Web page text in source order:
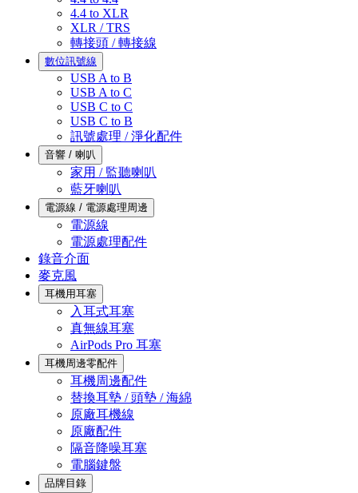
4.4 to XLR
XLR / TRS
轉接頭 / 轉接線
數位訊號線
USB A to B
USB A to C
USB C to C
USB C to B
訊號處理 / 淨化配件
音響 / 喇叭
家用 / 監聽喇叭
藍牙喇叭
電源線 / 電源處理周邊
電源線
電源處理配件
錄音介面
麥克風
耳機用耳塞
入耳式耳塞
真無線耳塞
AirPods Pro 耳塞
耳機周邊零配件
耳機周邊配件
替換耳墊 / 頭墊 / 海綿
原廠耳機線
原廠配件
隔音降噪耳塞
電腦鍵盤
品牌目錄